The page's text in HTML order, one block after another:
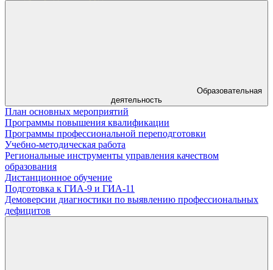
Образовательная
деятельность
План основных мероприятий
Программы повышения квалификации
Программы профессиональной переподготовки
Учебно-методическая работа
Региональные инструменты управления качеством
образования
Дистанционное обучение
Подготовка к ГИА-9 и ГИА-11
Демоверсии диагностики по выявлению профессиональных
дефицитов